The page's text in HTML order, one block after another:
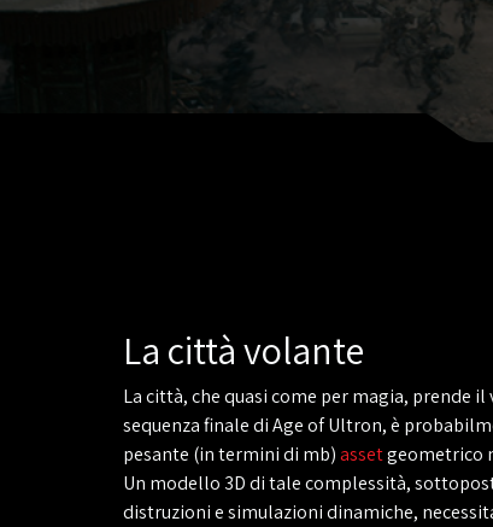
La città volante
La città, che quasi come per magia, prende
sequenza finale di Age of Ultron, è
pesante (in termini di mb)assetgeometrico
Un modello 3D di tale complessità,
distruzioni e simulazioni dinamiche,